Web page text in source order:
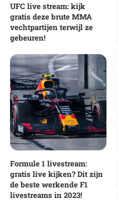
UFC live stream: kijk
gratis deze brute MMA
vechtpartijen terwijl ze
gebeuren!
Formule 1 livestream:
gratis live kijken? Dit zijn
de beste werkende F1
livestreams in 2023!